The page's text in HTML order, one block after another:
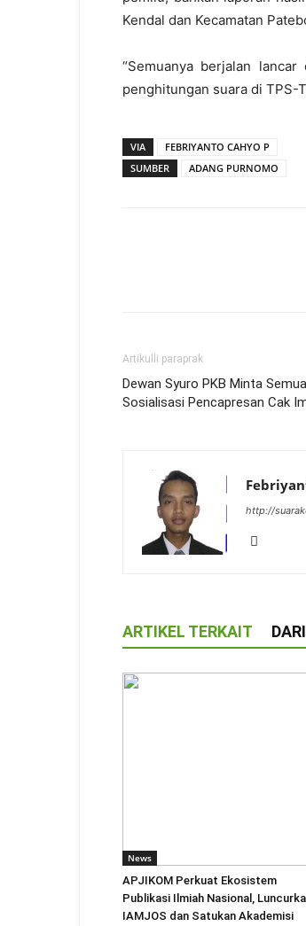
Kendal dan Kecamatan
“Semuanya berjalan
penghitungan suara di TPS-
VIA
FEBRIYANTO CAHYO P
SUMBER
ADANG PURNOMO
Artikulli paraprak
Dewan Syuro PKB Minta
Sosialisasi Pencapresan Cak
http://
ARTIKEL TERKAIT
News
APJIKOM Perkuat Ekosistem
Publikasi Ilmiah Nasional,
IAMJOS dan Satukan Akademisi